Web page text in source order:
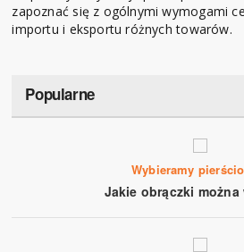
zapoznać się z ogólnymi wymogami
importu i eksportu różnych towarów.
Popularne
Wybieramy
Jakie obrączki można